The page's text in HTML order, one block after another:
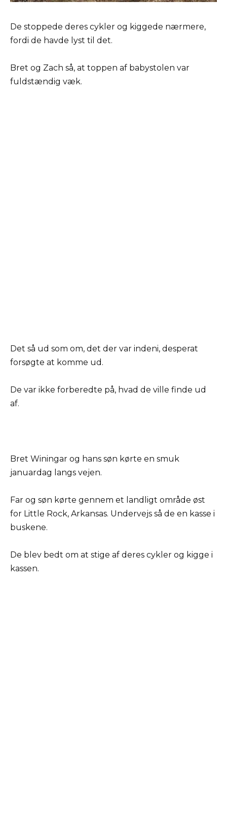
De stoppede deres cykler og kiggede nærmere,
fordi de havde lyst til det.
Bret og Zach så, at toppen af babystolen var
fuldstændig væk.
Det så ud som om, det der var indeni, desperat
forsøgte at komme ud.
De var ikke forberedte på, hvad de ville finde ud
af.
Bret Winingar og hans søn kørte en smuk
januardag langs vejen.
Far og søn kørte gennem et landligt område øst
for Little Rock, Arkansas. Undervejs så de en kasse i
buskene.
De blev bedt om at stige af deres cykler og kigge i
kassen.